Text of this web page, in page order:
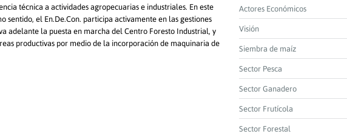
técnica a actividades agropecuarias e industriales. En este
sentido, el En.De.Con. participa activamente en las gestiones
adelante la puesta en marcha del Centro Foresto Industrial, y
productivas por medio de la incorporación de maquinaria de
Actores Económicos
Visión
Siembra de maíz
Sector Pesca
Sector Ganadero
Sector Frutícola
Sector Forestal